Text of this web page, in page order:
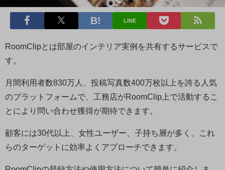
LINE
RoomClipとは部屋のインテリア実例を共有するサービスで
す。
月間利用者数830万人、投稿写真数400万枚以上を誇る人気
のプラットフォームで、工務店がRoomClip上で活動するこ
とにより問い合わせ獲得が期待できます。
顧客には30代以上、女性ユーザー、子持ち層が多く、これ
らのターゲットに効率よくアプローチできます。